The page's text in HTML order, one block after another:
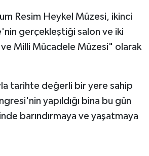
Resim Heykel Müzesi, ikinci
gerçekleştiği salon ve iki
Milli Mücadele Müzesi" olarak
tarihte değerli bir yere sahip
yapıldığı bina bu gün
barındırmaya ve yaşatmaya